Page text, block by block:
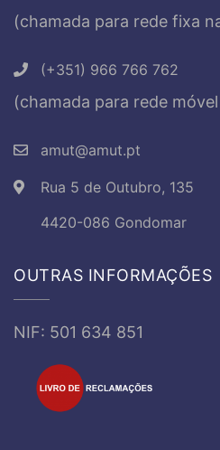
(chamada para rede fixa
(+351) 966 766 762
(chamada para rede
amut@amut.pt
Rua 5 de Outubro, 135
4420-086 Gondomar
OUTRAS INFORMAÇÕES
NIF: 501 634 851